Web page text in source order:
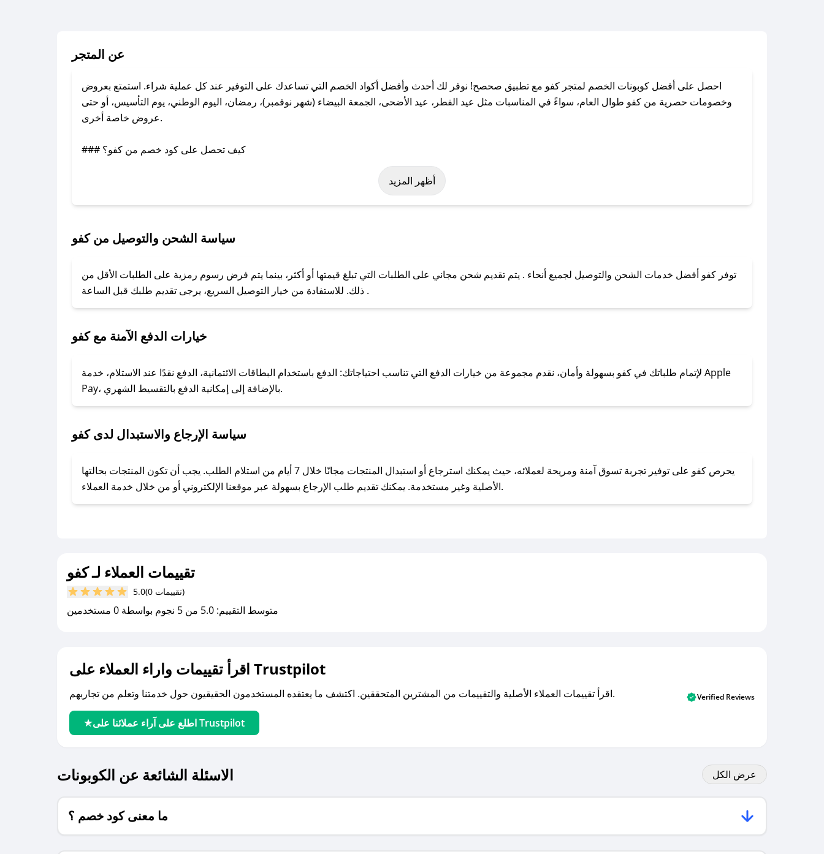
عن المتجر
احصل على أفضل كوبونات الخصم لمتجر كفو مع تطبيق صحصح! نوفر لك أحدث وأفضل أكواد الخصم التي تساعدك على التوفير عند كل عملية شراء. استمتع بعروض
وخصومات حصرية من كفو طوال العام، سواءً في المناسبات مثل عيد الفطر، عيد الأضحى، الجمعة البيضاء (شهر نوفمبر)، رمضان، اليوم الوطني، يوم التأسيس، أو حتى
عروض خاصة أخرى.
### كيف تحصل على كود خصم من كفو؟
باستخدام تطبيق صحصح، يمكنك العثور بسهولة على كود خصم كفو. وفي حال عدم توفر الكوبون، تواصل معنا عبر تويتر أو البريد الإلكتروني لإضافته بسرعة.
لا تقلق! يمكنك التواصل مع فريق دعم صحصح عبر الرسائل الخاصة على تويتر أو البريد الإلكتروني، وسنقوم بحل المشكلة في أسرع وقت ممكن.
### ماذا أفعل إذا لم أجد كود خصم لمتجري المفضل؟
للحصول على كوبونات وخصومات حصرية، قم بما يلي:
- اضغط على أيقونة متابعة لمتجر كفو في تطبيق صحصح.
- تابع حسابنا الرسمي على تويتر وقم بتفعيل زر التنبيهات.
أظهر المزيد
سياسة الشحن والتوصيل من كفو
توفر كفو أفضل خدمات الشحن والتوصيل لجميع أنحاء . يتم تقديم شحن مجاني على الطلبات التي تبلغ قيمتها أو أكثر، بينما يتم فرض رسوم رمزية على الطلبات الأقل من
ذلك. للاستفادة من خيار التوصيل السريع، يرجى تقديم طلبك قبل الساعة .
خيارات الدفع الآمنة مع كفو
لإتمام طلباتك في كفو بسهولة وأمان، نقدم مجموعة من خيارات الدفع التي تناسب احتياجاتك: الدفع باستخدام البطاقات الائتمانية، الدفع نقدًا عند الاستلام، خدمة Apple
Pay، بالإضافة إلى إمكانية الدفع بالتقسيط الشهري.
سياسة الإرجاع والاستبدال لدى كفو
يحرص كفو على توفير تجربة تسوق آمنة ومريحة لعملائه، حيث يمكنك استرجاع أو استبدال المنتجات مجانًا خلال 7 أيام من استلام الطلب. يجب أن تكون المنتجات بحالتها
الأصلية وغير مستخدمة. يمكنك تقديم طلب الإرجاع بسهولة عبر موقعنا الإلكتروني أو من خلال خدمة العملاء.
تقييمات العملاء لـ كفو
5.0 (0 تقييمات)
متوسط التقييم: 5.0 من 5 نجوم بواسطة 0 مستخدمين
اقرأ تقييمات واراء العملاء على Trustpilot
اقرأ تقييمات العملاء الأصلية والتقييمات من المشترين المتحققين. اكتشف ما يعتقده المستخدمون الحقيقيون حول خدمتنا وتعلم من تجاربهم.
اطلع على آراء عملائنا على Trustpilot
Verified Reviews
الاسئلة الشائعة عن الكوبونات عرض الكل
ما معنى كود خصم ؟